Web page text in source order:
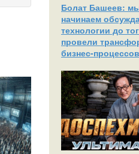
Болат Башеев:
начинаем
технологии до
провели
бизнес-процессов